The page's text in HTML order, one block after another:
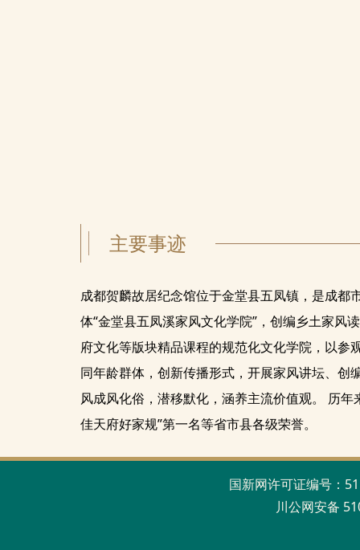
主要事迹
成都贺麟故居纪念馆位于金堂县五凤镇，是成
体“金堂县五凤溪家风文化学院”，创编乡土家
府文化等版块精品课程的规范化文化学院，以
同年龄群体，创新传播形式，开展家风讲坛、
风成风化俗，潜移默化，涵养主流价值观。 历年
佳天府好家规”第一名等省市县各级荣誉。
国新网许可证编号：
川公网安备